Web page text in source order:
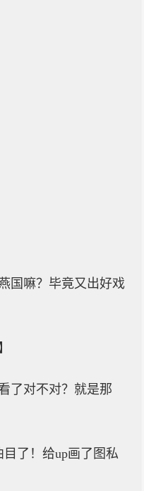
国嘛？毕竟又出好戏
了对不对？就是那
目了！给up画了图私